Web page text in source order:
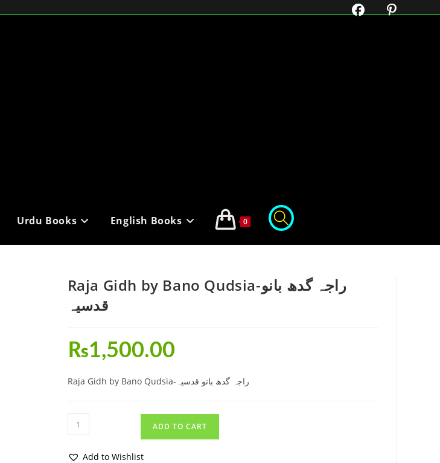
Urdu Books English Books 0
Raja Gidh by Bano Qudsia-راجہ گدھ بانو
قدسیہ
₨1,500.00
Raja Gidh by Bano Qudsia-راجہ گدھ بانو قدسیہ
ADD TO CART
Add to Wishlist